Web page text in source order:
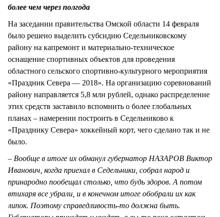
более чем через полгода
На заседании правительства Омской области 14 февраля
было решено выделить субсидию Седельниковскому
району на капремонт и материально-техническое
оснащение спортивных объектов для проведения
областного сельского спортивно-культурного мероприятия
«Праздник Севера — 2018». На организацию соревнований
району направляется 5,8 млн рублей, однако распределение
этих средств заставило вспомнить о более глобальных
планах – намерении построить в Седельниково к
«Празднику Севера» хоккейный корт, чего сделано так и не
было.
– Вообще в итоге их обманул губернатор НАЗАРОВ Виктор
Иванович, когда приехал в Седельники, собрал народ и
принародно пообещал столько, что будь здоров. А потом
втихаря все убрали, и в конечном итоге обобрали их как
липок. Поэтому справедливость-то должна быть.